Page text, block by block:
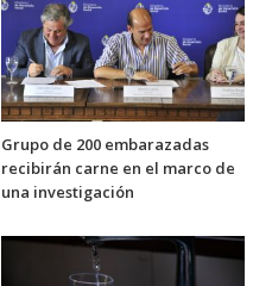
Grupo de 200 embarazadas
recibirán carne en el marco de
una investigación